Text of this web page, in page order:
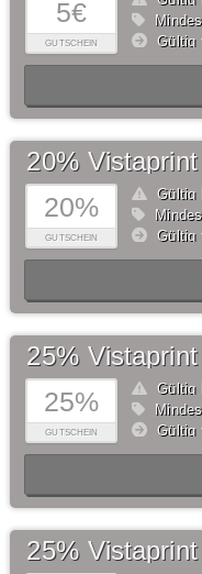
5€
GUTSCHEIN
Gültig
20%
GUTSCHEIN
20%
Gültig
Gültig
25%
GUTSCHEIN
25%
Gültig
Gültig
25%